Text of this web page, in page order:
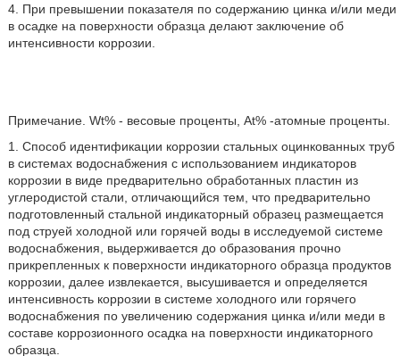
4. При превышении показателя по содержанию цинка и/или меди
в осадке на поверхности образца делают заключение об
интенсивности коррозии.
Примечание. Wt% - весовые проценты, At% -атомные проценты.
1. Способ идентификации коррозии стальных оцинкованных труб
в системах водоснабжения с использованием индикаторов
коррозии в виде предварительно обработанных пластин из
углеродистой стали, отличающийся тем, что предварительно
подготовленный стальной индикаторный образец размещается
под струей холодной или горячей воды в исследуемой системе
водоснабжения, выдерживается до образования прочно
прикрепленных к поверхности индикаторного образца продуктов
коррозии, далее извлекается, высушивается и определяется
интенсивность коррозии в системе холодного или горячего
водоснабжения по увеличению содержания цинка и/или меди в
составе коррозионного осадка на поверхности индикаторного
образца.